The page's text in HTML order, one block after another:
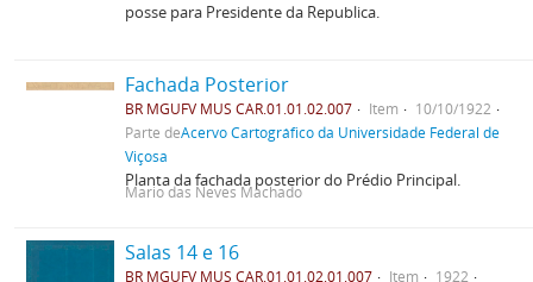
posse para Presidente da Republica.
Fachada Posterior
BR MGUFV MUS CAR.01.01.02.007 Item
10/10/1922
Parte deAcervo Cartográfico da Universidade Federal de
Viçosa
Planta da fachada posterior do Prédio Principal.
Mario das Neves Machado
Salas 14 e 16
BR MGUFV MUS CAR.01.01.02.01.007 Item 1922